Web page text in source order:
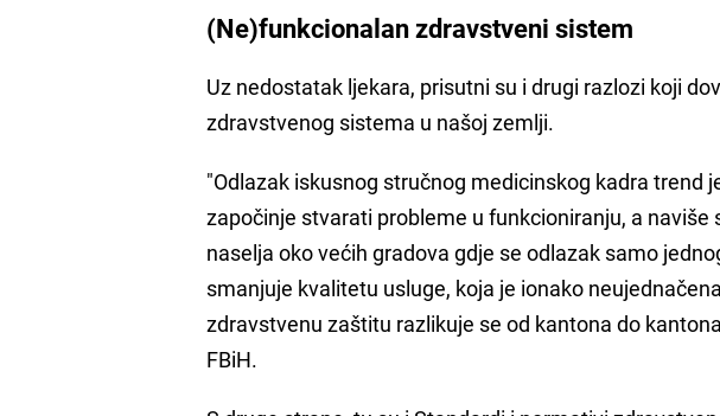
(Ne)funkcionalan zdravstveni sistem
Uz nedostatak ljekara, prisutni su i drugi razlozi koji
zdravstvenog sistema u našoj zemlji.
"Odlazak iskusnog stručnog medicinskog kadra trend
započinje stvarati probleme u funkcioniranju, a naviše
naselja oko većih gradova gdje se odlazak samo
smanjuje kvalitetu usluge, koja je ionako
zdravstvenu zaštitu razlikuje se od kantona do
FBiH.